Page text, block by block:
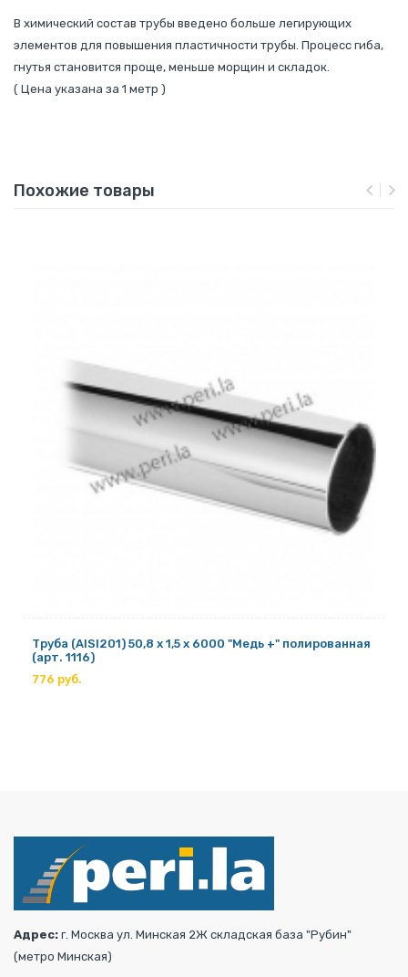
В химический состав трубы введено больше легирующих
элементов для повышения пластичности трубы. Процесс гиба,
гнутья становится проще, меньше морщин и складок.
( Цена указана за 1 метр )
Похожие товары
Труба (AISI201) 50,8 х 1,5 х 6000 "Медь +" полированная
(арт. 1116)
776 руб.
Адрес: г. Москва ул. Минская 2Ж складская база "Рубин"
(метро Минская)